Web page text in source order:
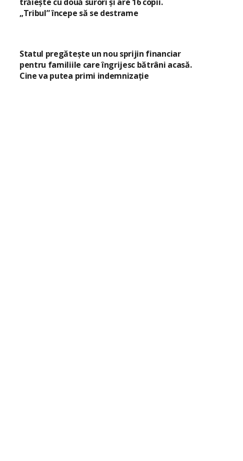
„Tribul” începe să se destrame
Statul pregătește un nou sprijin financiar
pentru familiile care îngrijesc bătrâni acasă.
Cine va putea primi indemnizație